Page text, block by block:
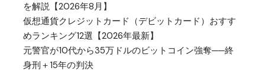
を解説【2026年8月】
仮想通貨クレジットカード（デビットカード）おすす
めランキング12選【2026年最新】
元警官が10代から35万ドルのビットコイン強奪──終
身刑＋15年の判決